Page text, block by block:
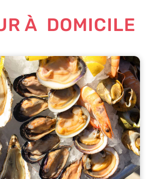
À DOMICILE